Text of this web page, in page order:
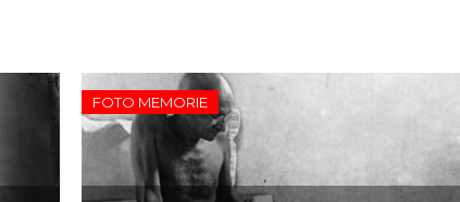
FOTO MEMORIE